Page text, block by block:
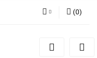
Zarejestruj się
(0)